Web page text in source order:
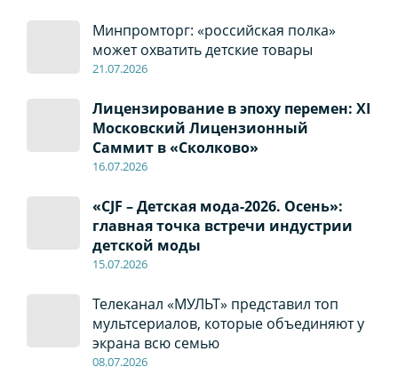
Минпромторг: «российская полка»
может охватить детские товары
21.07.2026
Лицензирование в эпоху перемен: XI
Московский Лицензионный
Саммит в «Сколково»
16.07.2026
«CJF – Детская мода-2026. Осень»:
главная точка встречи индустрии
детской моды
15.07.2026
Телеканал «МУЛЬТ» представил топ
мультсериалов, которые объединяют у
экрана всю семью
08.07.2026